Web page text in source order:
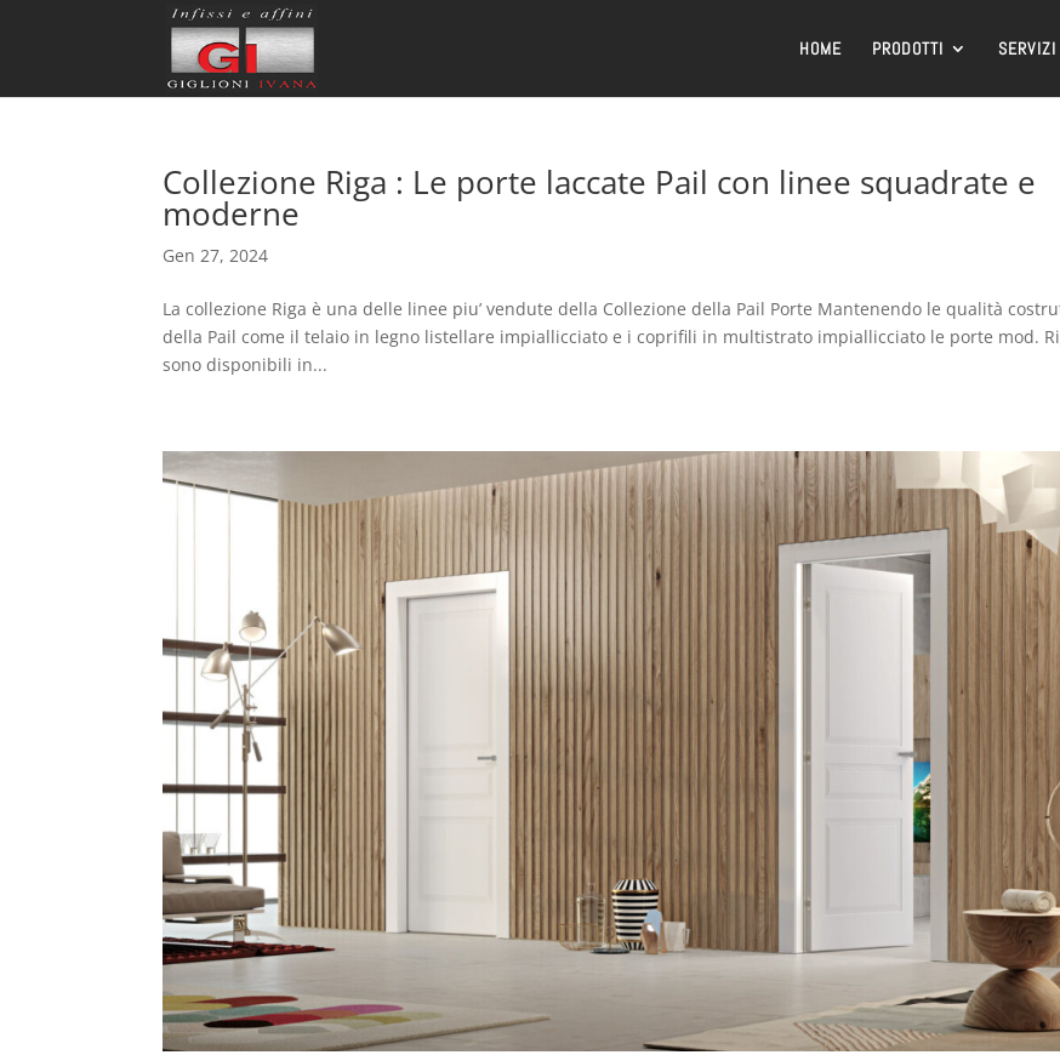
HOME PRODOTTI SERVIZI
Collezione Riga : Le porte laccate Pail con linee squadrate e
moderne
Gen 27, 2024
La collezione Riga è una delle linee piu’ vendute della Collezione della Pail Porte Mantenendo le qualità
della Pail come il telaio in legno listellare impiallicciato e i coprifili in multistrato impiallicciato le porte mod.
sono disponibili in...